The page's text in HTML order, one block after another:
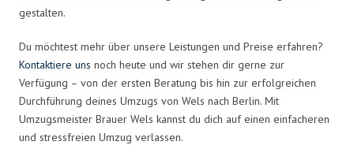
gestalten.
Du möchtest mehr über unsere Leistungen und Preise erfahren?
Kontaktiere uns noch heute und wir stehen dir gerne zur
Verfügung – von der ersten Beratung bis hin zur erfolgreichen
Durchführung deines Umzugs von Wels nach Berlin. Mit
Umzugsmeister Brauer Wels kannst du dich auf einen einfacheren
und stressfreien Umzug verlassen.